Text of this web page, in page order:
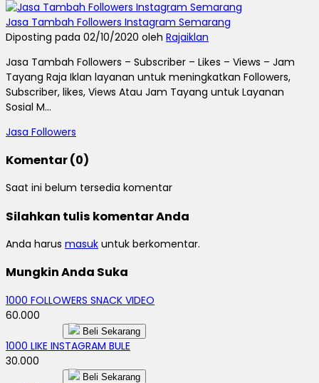
Jasa Tambah Followers Instagram Semarang
Diposting pada 02/10/2020 oleh Rajaiklan
Jasa Tambah Followers – Subscriber – Likes – Views – Jam
Tayang Raja Iklan layanan untuk meningkatkan Followers,
Subscriber, likes, Views Atau Jam Tayang untuk Layanan
Sosial M...
Jasa Followers
Komentar (0)
Saat ini belum tersedia komentar
Silahkan tulis komentar Anda
Anda harus masuk untuk berkomentar.
Mungkin Anda Suka
1000 FOLLOWERS SNACK VIDEO
60.000
Beli Sekarang
1000 LIKE INSTAGRAM BULE
30.000
Beli Sekarang